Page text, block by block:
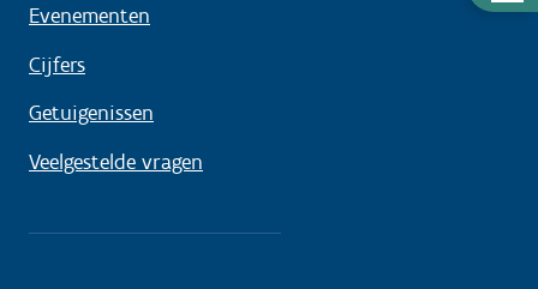
Evenementen
Cijfers
Getuigenissen
Veelgestelde vragen